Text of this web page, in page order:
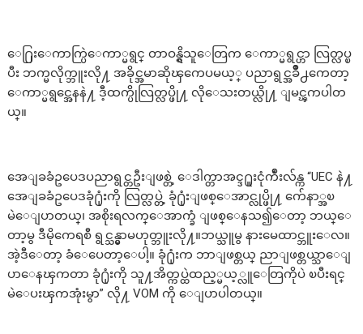
ေ႐ြးေကာက္ပြဲေကာ္မရွင္ တာဝန္ရွိသူေတြက ေကာ္မရွင္ဟာ လြတ္လပ္ၿ
ပီး ဘက္မလိုက္ဘူးလို႔ အခိုင္အမာဆိုၾကေပမယ့္ ပညာရွင္အခ်ိဳ႕ကေတာ့
ေကာ္မရွင္အေနနဲ႔ ဒီ့ထက္ပိုလြတ္လပ္ဖို႔ လိုေသးတယ္လို႔ ျမင္ၾကပါတ
ယ္။
အေျခခံဥပေဒပညာရွင္တဦးျဖစ္တဲ့ ေဒါက္တာအင္ဒ႐ူးငုံက်ဳံးလ်န္က “UEC နဲ႔
အေျခခံဥပေဒခုံ႐ုံးကို လြတ္လပ္တဲ့ ခုံ႐ုံးျဖစ္ေအာင္လုပ္ဖို႔ က်ေနာ္အၿ
မဲေျပာတယ္၊ အစိုးရလက္ေအာက္ခံ ျဖစ္ေနသ၍ေတာ့ ဘယ္ေ
တာ့မွ ဒီမိုကေရစီ ရွင္သန္မွာမဟုတ္ဘူးလို႔။ဘယ္သူမွ နားမေထာင္ဘူးေလ။
အဲ့ဒီေတာ့ ခံေပေတာ့ေပါ့။ ခုံ႐ုံးက ဘာျဖစ္တယ္ ညာျဖစ္တယ္သာေျ
ပာေနၾကတာ ခုံ႐ုံးကို သူ႔အိတ္ကပ္ထဲထည့္မယ့္လူေတြကိုပဲ ၿပီးရင္
မဲေပးၾကအုံးမွာ” လို႔ VOM ကို ေျပာပါတယ္။